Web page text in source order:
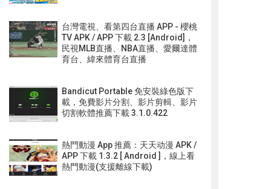
台灣電視、看第四台直播 APP - 櫻桃
TV APK / APP 下載 2.3 [Android]，
民視MLB直播、NBA直播、愛爾達體
育台、緯來體育台直播
Bandicut Portable 免安裝綠色版下
載，免費影片分割、影片剪輯、影片
切割軟體推薦下載 3.1.0.422
熱門動漫 App 推薦：天天动漫 APK /
APP 下載 1.3.2 [ Android ]，線上看
熱門動漫(支援離線下載)